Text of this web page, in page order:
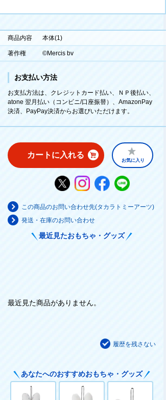
商品内容 本体(1)
著作権 ©Mercis bv
お支払い方法
お支払方法は、クレジットカード払い、ＮＰ後払い、
atone 翌月払い（コンビニ/口座振替）、AmazonPay
決済、PayPay決済からお選びいただけます。
カートに入れる
お気に入り
この商品のお問い合わせ先(タカラトミーアーツ)
発送・在庫のお問い合わせ
最近見たおもちゃ・グッズ
履歴を残さない
最近見た商品がありません。
あなたへのおすすめおもちゃ・グッズ